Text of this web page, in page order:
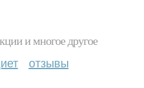
и многое другое
отзывы